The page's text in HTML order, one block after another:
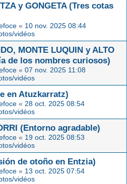
y GONGETA (Tres cotas
« 10 nov. 2025 08:44
vidéos
MONTE LUQUIN y ALTO
de los nombres curiosos)
« 07 nov. 2025 11:08
vidéos
en Atuzkarratz)
« 28 oct. 2025 08:54
vidéos
(Entorno agradable)
« 19 oct. 2025 08:53
vidéos
de otoño en Entzia)
« 13 oct. 2025 07:54
vidéos